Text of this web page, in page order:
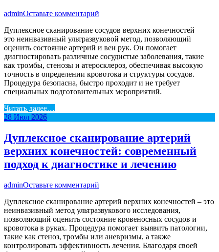
adminОставьте комментарий
Дуплексное сканирование сосудов верхних конечностей —
это неинвазивный ультразвуковой метод, позволяющий
оценить состояние артерий и вен рук. Он помогает
диагностировать различные сосудистые заболевания, такие
как тромбы, стенозы и атеросклероз, обеспечивая высокую
точность в определении кровотока и структуры сосудов.
Процедура безопасна, быстро проходит и не требует
специальных подготовительных мероприятий.
Читать далее…
28 Июл 2026
Дуплексное сканирование артерий
верхних конечностей: современный
подход к диагностике и лечению
adminОставьте комментарий
Дуплексное сканирование артерий верхних конечностей – это
неинвазивный метод ультразвукового исследования,
позволяющий оценить состояние кровеносных сосудов и
кровотока в руках. Процедура помогает выявить патологии,
такие как стеноз, тромбы или аневризмы, а также
контролировать эффективность лечения. Благодаря своей